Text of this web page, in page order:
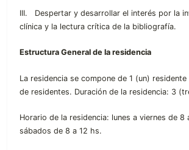
III. Despertar y desarrollar el interés por la
clínica y la lectura crítica de la bibliografía.
Estructura General de la residencia
La residencia se compone de 1 (un)
de residentes. Duración de la residencia: 3
Horario de la residencia: lunes a viernes de 8
sábados de 8 a 12 hs.